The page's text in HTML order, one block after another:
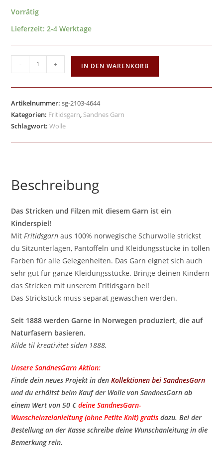
Vorrätig
Lieferzeit:2-4 Werktage
- + IN DEN WARENKORB
Artikelnummer:sg-2103-4644
Kategorien: Fritidsgarn, Sandnes Garn
Schlagwort:Wolle
Beschreibung
Das Stricken und Filzen mit diesem Garn ist ein
Kinderspiel!
MitFritidsgarn aus 100% norwegische Schurwolle strickst
du Sitzunterlagen, Pantoffeln und Kleidungsstücke in tollen
Farben für alle Gelegenheiten. Das Garn eignet sich auch
sehr gut für ganze Kleidungsstücke. Bringe deinen Kindern
das Stricken mit unserem Fritidsgarn bei!
Das Strickstück muss separat gewaschen werden.
Seit 1888 werden Garne in Norwegen produziert, die auf
Naturfasern basieren.
Kilde til kreativitet siden 1888.
Unsere SandnesGarn Aktion:
Finde dein neues Projekt in denKollektionen bei SandnesGarn
und du erhältst beim Kauf der Wolle von SandnesGarn ab
einem Wert von 50 €deine SandnesGarn-
Wunscheinzelanleitung (ohne Petite Knit) gratis ​ dazu. Bei der
Bestellung an der Kasse schreibe deine Wunschanleitung in die
Bemerkung rein.